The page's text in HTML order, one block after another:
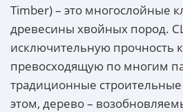
Timber) – это многослойные
древесины хвойных пород.
исключительную прочность
превосходящую по многим
традиционные
этом, дерево –